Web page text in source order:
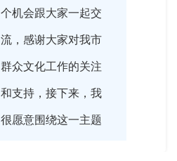
个机会跟大家一起交
流，感谢大家对我市
群众文化工作的关注
和支持，接下来，我
很愿意围绕这一主题